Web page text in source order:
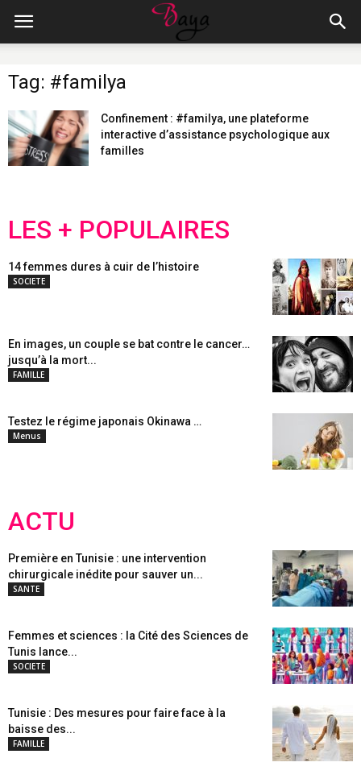
Tag: #familya
Confinement : #familya, une plateforme
interactive d’assistance psychologique aux
familles
LES + POPULAIRES
14 femmes dures à cuir de l’histoire
SOCIETE
En images, un couple se bat contre le cancer…
jusqu’à la mort...
FAMILLE
Testez le régime japonais Okinawa …
Menus
ACTU
Première en Tunisie : une intervention
chirurgicale inédite pour sauver un...
SANTE
Femmes et sciences : la Cité des Sciences de
Tunis lance...
SOCIETE
Tunisie : Des mesures pour faire face à la
baisse des...
FAMILLE